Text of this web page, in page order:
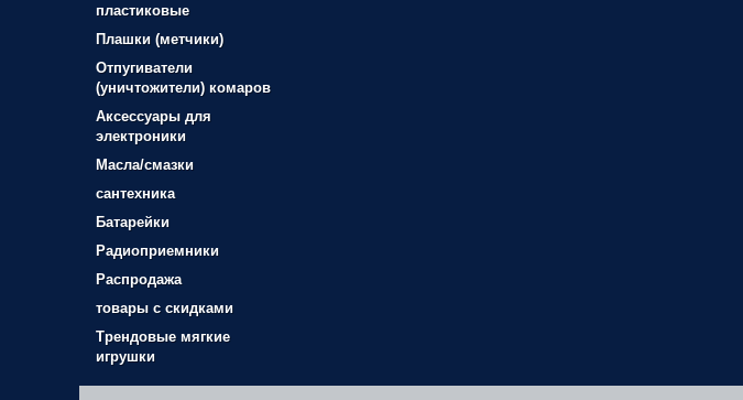
пластиковые
Плашки (метчики)
Отпугиватели
(уничтожители) комаров
Аксессуары для
электроники
Масла/смазки
сантехника
Батарейки
Радиоприемники
Распродажа
товары с скидками
Трендовые мягкие
игрушки